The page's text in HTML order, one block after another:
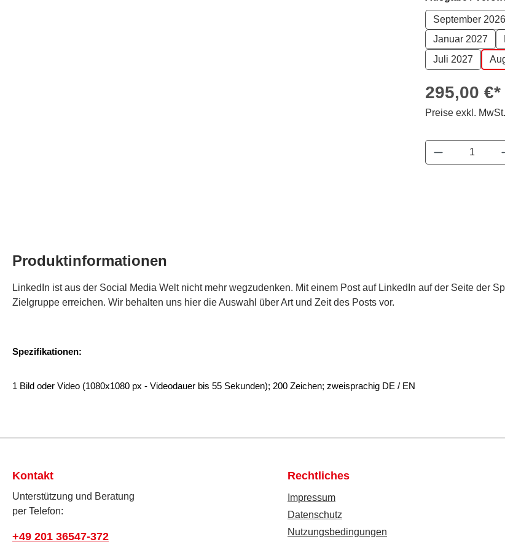
September 2026
Januar 2027
Juli 2027
295,00 €*
Preise exkl. MwSt.
Produktinformationen
LinkedIn ist aus der Social Media Welt nicht mehr wegzudenken. Mit einem Post auf LinkedIn auf der Seite der
Zielgruppe erreichen. Wir behalten uns hier die Auswahl über Art und Zeit des Posts vor.
Spezifikationen:
1 Bild oder Video (1080x1080 px - Videodauer bis 55 Sekunden); 200 Zeichen; zweisprachig DE / EN
Kontakt
Unterstützung und Beratung
per Telefon:
+49 201 36547-372
Rechtliches
Impressum
Datenschutz
Nutzungsbedingungen